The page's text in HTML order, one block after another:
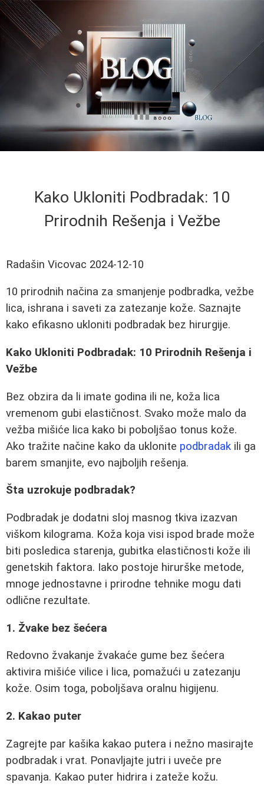
Kako Ukloniti Podbradak: 10
Prirodnih Rešenja i Vežbe
Radašin Vicovac 2024-12-10
10 prirodnih načina za smanjenje podbradka, vežbe
lica, ishrana i saveti za zatezanje kože. Saznajte
kako efikasno ukloniti podbradak bez hirurgije.
Kako Ukloniti Podbradak: 10 Prirodnih Rešenja i
Vežbe
Bez obzira da li imate godina ili ne, koža lica
vremenom gubi elastičnost. Svako može malo da
vežba mišiće lica kako bi poboljšao tonus kože.
Ako tražite načine kako da uklonite podbradak ili ga
barem smanjite, evo najboljih rešenja.
Šta uzrokuje podbradak?
Podbradak je dodatni sloj masnog tkiva izazvan
viškom kilograma. Koža koja visi ispod brade može
biti posledica starenja, gubitka elastičnosti kože ili
genetskih faktora. Iako postoje hirurške metode,
mnoge jednostavne i prirodne tehnike mogu dati
odlične rezultate.
1. Žvake bez šećera
Redovno žvakanje žvakaće gume bez šećera
aktivira mišiće vilice i lica, pomažući u zatezanju
kože. Osim toga, poboljšava oralnu higijenu.
2. Kakao puter
Zagrejte par kašika kakao putera i nežno masirajte
podbradak i vrat. Ponavljajte jutri i uveče pre
spavanja. Kakao puter hidrira i zateže kožu.